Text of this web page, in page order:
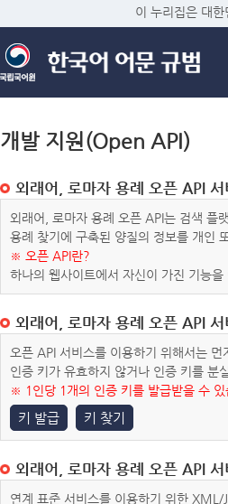
이 누리집은 대한
개발 지원(Open API)
외래어, 로마자 용례 오픈 API 서
외래어, 로마자 용례 오픈 API는 검색 플
용례 찾기에 구축된 양질의 정보를 개인
※ 오픈 API란?
하나의 웹사이트에서 자신이 가진 기능
외래어, 로마자 용례 오픈 API
오픈 API 서비스를 이용하기 위해서는
인증 키가 유효하지 않거나 인증 키를 분
※ 1인당 1개의 인증 키를 발급받을 수 있
키 발급 키 찾기
외래어, 로마자 용례 오픈 API 서
연계 표준 서비스를 이용하기 위한